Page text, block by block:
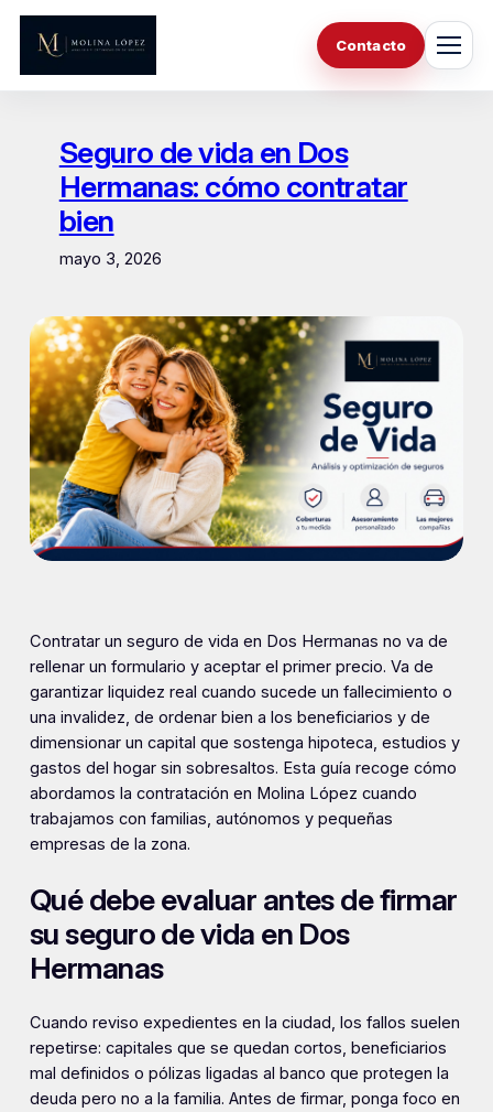
Saltar
contenido
Contacto
Seguro de vida en Dos
Hermanas: cómo contratar
bien
mayo 3, 2026
Contratar un seguro de vida en Dos Hermanas no va de
rellenar un formulario y aceptar el primer precio. Va de
garantizar liquidez real cuando sucede un fallecimiento o
una invalidez, de ordenar bien a los beneficiarios y de
dimensionar un capital que sostenga hipoteca, estudios y
gastos del hogar sin sobresaltos. Esta guía recoge cómo
abordamos la contratación en Molina López cuando
trabajamos con familias, autónomos y pequeñas
empresas de la zona.
Qué debe evaluar antes de firmar
su seguro de vida en Dos
Hermanas
Cuando reviso expedientes en la ciudad, los fallos suelen
repetirse: capitales que se quedan cortos, beneficiarios
mal definidos o pólizas ligadas al banco que protegen la
deuda pero no a la familia. Antes de firmar, ponga foco en